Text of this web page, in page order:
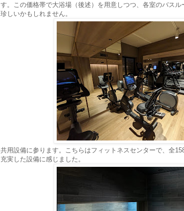
す。この価格帯で大浴場（後述）を用意しつつ、各室のバス
珍しいかもしれません。
共用設備に参ります。こちらはフィットネスセンターで、全
充実した設備に感じました。